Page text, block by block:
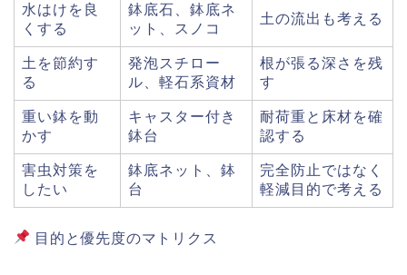
水はけを良
くする
鉢底石、鉢底ネ
ット、スノコ
土の流出も考える
土を節約す
る
発泡スチロー
ル、軽石系資材
根が張る深さを残
す
重い鉢を動
かす
キャスター付き
鉢台
耐荷重と床材を確
認する
害虫対策を
したい
鉢底ネット、鉢
台
完全防止ではなく
軽減目的で考える
目的と優先度のマトリクス